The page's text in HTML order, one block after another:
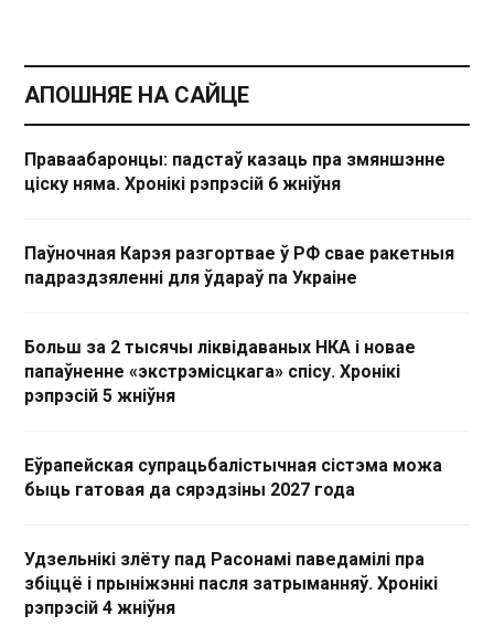
АПОШНЯЕ НА САЙЦЕ
Праваабаронцы: падстаў казаць пра змяншэнне
ціску няма. Хронікі рэпрэсій 6 жніўня
Паўночная Карэя разгортвае ў РФ свае ракетныя
падраздзяленні для ўдараў па Украіне
Больш за 2 тысячы ліквідаваных НКА і новае
папаўненне «экстрэмісцкага» спісу. Хронікі
рэпрэсій 5 жніўня
Еўрапейская супрацьбалістычная сістэма можа
быць гатовая да сярэдзіны 2027 года
Удзельнікі злёту пад Расонамі паведамілі пра
збіццё і прыніжэнні пасля затрыманняў. Хронікі
рэпрэсій 4 жніўня